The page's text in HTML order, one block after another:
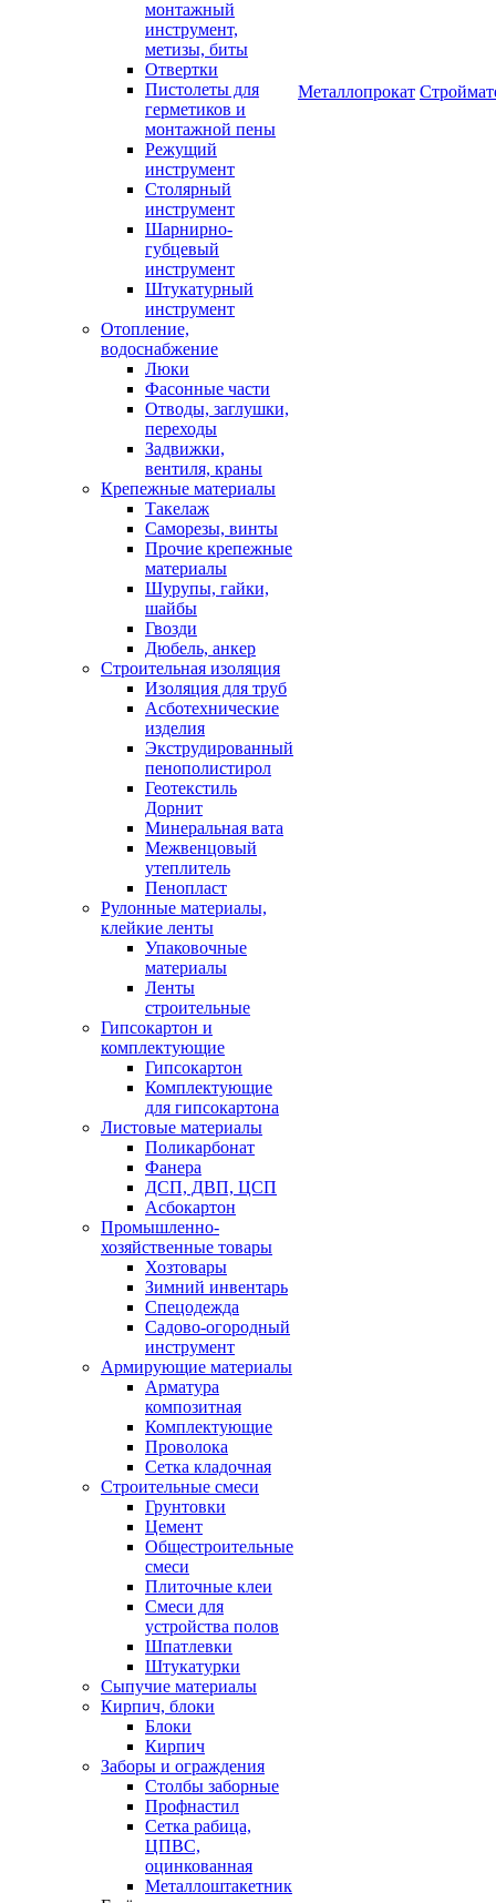
монтажный
инструмент,
метизы, биты
Отвертки
Пистолеты для
герметиков и
монтажной пены
Режущий
инструмент
Столярный
инструмент
Шарнирно-
губцевый
инструмент
Штукатурный
инструмент
Отопление,
водоснабжение
Люки
Фасонные части
Отводы, заглушки,
переходы
Задвижки,
вентиля, краны
Крепежные материалы
Такелаж
Саморезы, винты
Прочие крепежные
материалы
Шурупы, гайки,
шайбы
Гвозди
Дюбель, анкер
Строительная изоляция
Изоляция для труб
Асботехнические
изделия
Экструдированный
пенополистирол
Геотекстиль
Дорнит
Минеральная вата
Межвенцовый
утеплитель
Пенопласт
Рулонные материалы,
клейкие ленты
Упаковочные
материалы
Ленты
строительные
Гипсокартон и
комплектующие
Гипсокартон
Комплектующие
для гипсокартона
Листовые материалы
Поликарбонат
Фанера
ДСП, ДВП, ЦСП
Асбокартон
Промышленно-
хозяйственные товары
Хозтовары
Зимний инвентарь
Спецодежда
Садово-огородный
инструмент
Армирующие материалы
Арматура
композитная
Комплектующие
Проволока
Сетка кладочная
Строительные смеси
Грунтовки
Цемент
Общестроительные
смеси
Плиточные клеи
Смеси для
устройства полов
Шпатлевки
Штукатурки
Сыпучие материалы
Кирпич, блоки
Блоки
Кирпич
Заборы и ограждения
Столбы заборные
Профнастил
Сетка рабица,
ЦПВС,
оцинкованная
Металлоштакетник
Металлопрокат